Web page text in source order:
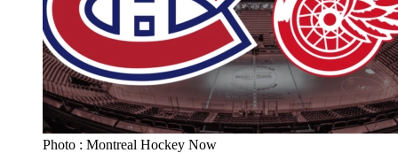
Photo : Montreal Hockey Now